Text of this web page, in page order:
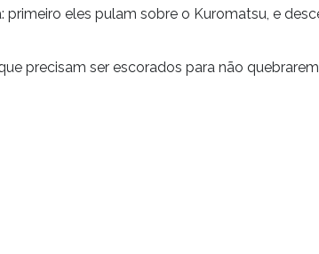
eles pulam sobre o Kuromatsu, e
precisam ser escorados para não